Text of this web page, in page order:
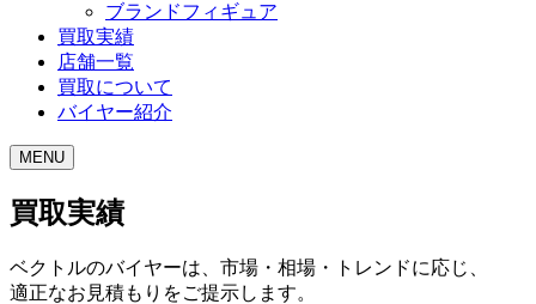
ブランドフィギュア
買取実績
店舗一覧
買取について
バイヤー紹介
MENU
買取実績
ベクトルのバイヤーは、市場・相場・トレンドに応じ、
適正なお見積もりをご提示します。